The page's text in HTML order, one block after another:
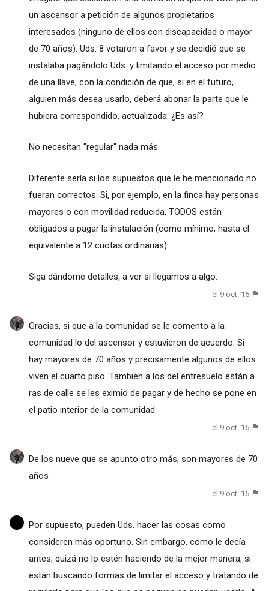
un ascensor a petición de algunos propietarios
interesados (ninguno de ellos con discapacidad o mayor
de 70 años). Uds. 8 votaron a favor y se decidió que se
instalaba pagándolo Uds. y limitando el acceso por medio
de una llave, con la condición de que, si en el futuro,
alguien más desea usarlo, deberá abonar la parte que le
hubiera correspondido, actualizada. ¿Es así?
No necesitan "regular" nada más.
Diferente sería si los supuestos que le he mencionado no
fueran correctos. Si, por ejemplo, en la finca hay personas
mayores o con movilidad reducida, TODOS están
obligados a pagar la instalación (como mínimo, hasta el
equivalente a 12 cuotas ordinarias).
Siga dándome detalles, a ver si llegamos a algo.
el 9 oct. 15
Gracias, si que a la comunidad se le comento a la
comunidad lo del ascensor y estuvieron de acuerdo. Si
hay mayores de 70 años y precisamente algunos de ellos
viven el cuarto piso. También a los del entresuelo están a
ras de calle se les eximio de pagar y de hecho se pone en
el patio interior de la comunidad.
el 9 oct. 15
De los nueve que se apunto otro más, son mayores de 70
años
el 9 oct. 15
Por supuesto, pueden Uds. hacer las cosas como
consideren más oportuno. Sin embargo, como le decía
antes, quizá no lo estén haciendo de la mejor manera, si
están buscando formas de limitar el acceso y tratando de